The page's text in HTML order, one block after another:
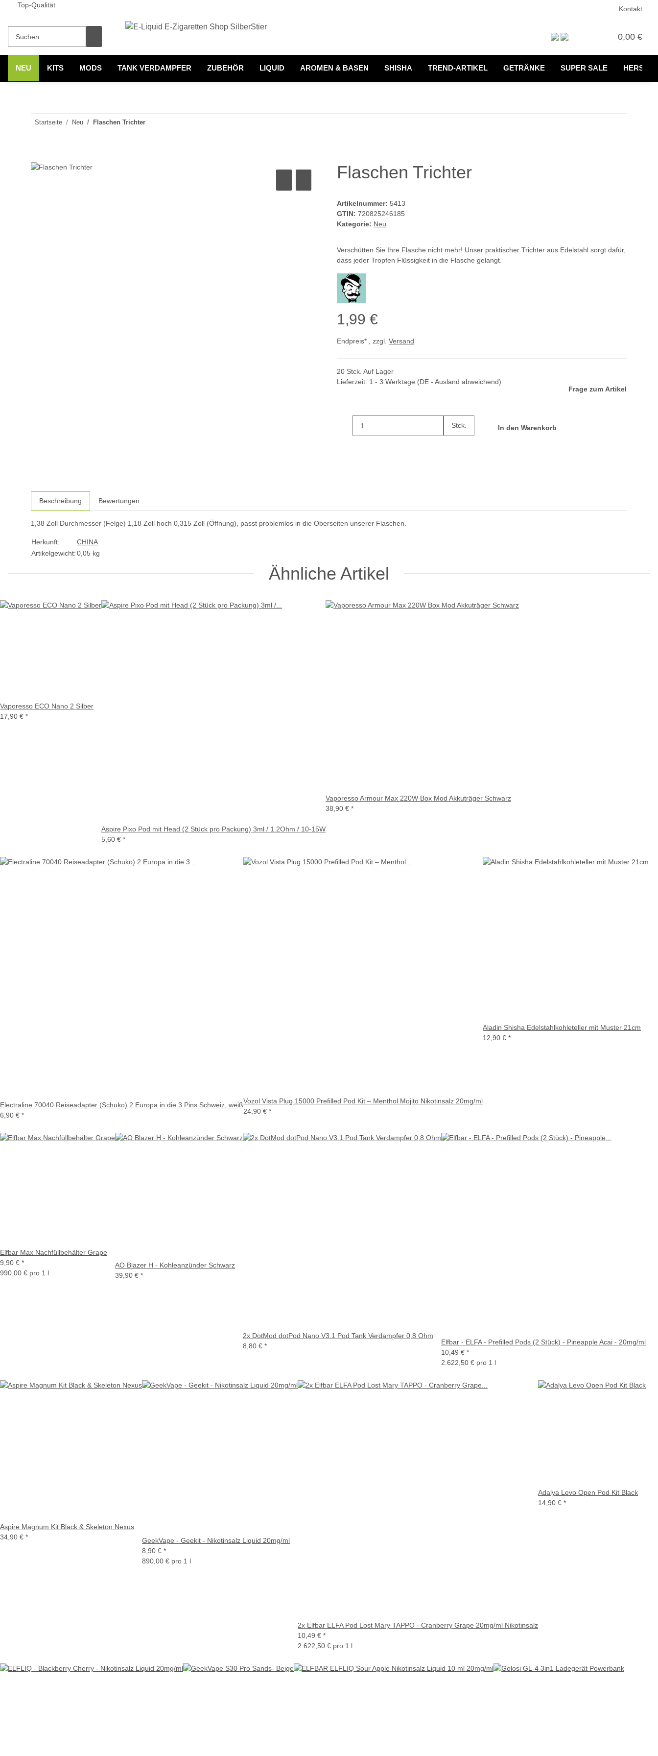
Kontakt
Top-Qualität
0,00 €
NEU KITS MODS TANK VERDAMPFER ZUBEHÖR LIQUID AROMEN & BASEN SHISHA TREND-ARTIKEL GETRÄNKE SUPER SALE
Startseite Neu Flaschen Trichter
Flaschen Trichter
Artikelnummer: 5413
GTIN: 720825246185
Kategorie: Neu
Verschütten Sie Ihre Flasche nicht mehr! Unser praktischer Trichter aus Edelstahl sorgt dafür,
dass jeder Tropfen Flüssigkeit in die Flasche gelangt.
1,99 €
Endpreis* , zzgl. Versand
20 Stck. Auf Lager
Lieferzeit: 1 - 3 Werktage (DE - Ausland abweichend)
Frage zum Artikel
Stck. In den Warenkorb
Beschreibung Bewertungen
1,38 Zoll Durchmesser (Felge) 1,18 Zoll hoch 0,315 Zoll (Öffnung), passt problemlos in die Oberseiten unserer Flaschen.
Herkunft:
CHINA
Artikelgewicht:0,05 kg
Ähnliche Artikel
Vaporesso ECO Nano 2 Silber
17,90 € *
Aspire Pixo Pod mit Head (2 Stück pro Packung) 3ml / 1.2Ohm / 10-15W
5,60 € *
Vaporesso Armour Max 220W Box Mod Akkuträger Schwarz
38,90 € *
Electraline 70040 Reiseadapter (Schuko) 2 Europa in die 3 Pins Schweiz, weiß
6,90 € *
Vozol Vista Plug 15000 Prefilled Pod Kit – Menthol Mojito Nikotinsalz 20mg/ml
24,90 € *
Aladin Shisha Edelstahlkohleteller mit Muster 21cm
12,90 € *
Elfbar Max Nachfüllbehälter Grape
9,90 € *
990,00 € pro 1 l
AO Blazer H - Kohleanzünder Schwarz
39,90 € *
2x DotMod dotPod Nano V3.1 Pod Tank Verdampfer 0,8 Ohm
8,80 € *
Elfbar - ELFA - Prefilled Pods (2 Stück) - Pineapple Acai - 20mg/ml
10,49 € *
2.622,50 € pro 1 l
Aspire Magnum Kit Black & Skeleton Nexus
34,90 € *
GeekVape - Geekit - Nikotinsalz Liquid 20mg/ml
8,90 € *
890,00 € pro 1 l
2x Elfbar ELFA Pod Lost Mary TAPPO - Cranberry Grape 20mg/ml Nikotinsalz
10,49 € *
2.622,50 € pro 1 l
Adalya Levo Open Pod Kit Black
14,90 € *